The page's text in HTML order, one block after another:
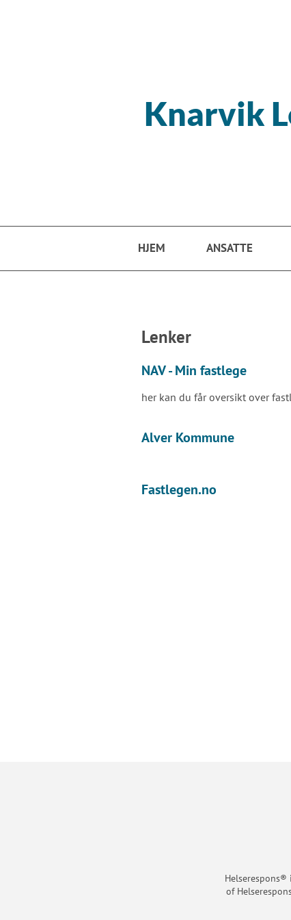
Knarvik
HJEM ANSATTE
Lenker
NAV - Min fastlege
her kan du får oversikt over
Alver Kommune
Fastlegen.no
of